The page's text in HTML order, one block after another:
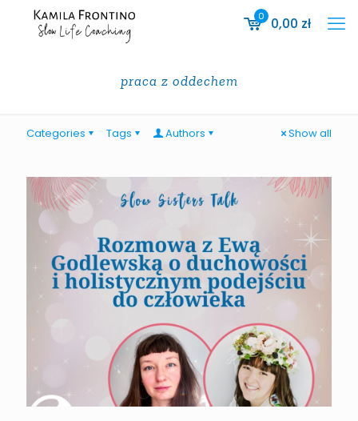
0 0,00 zł
praca z oddechem
Categories Tags Authors Show all